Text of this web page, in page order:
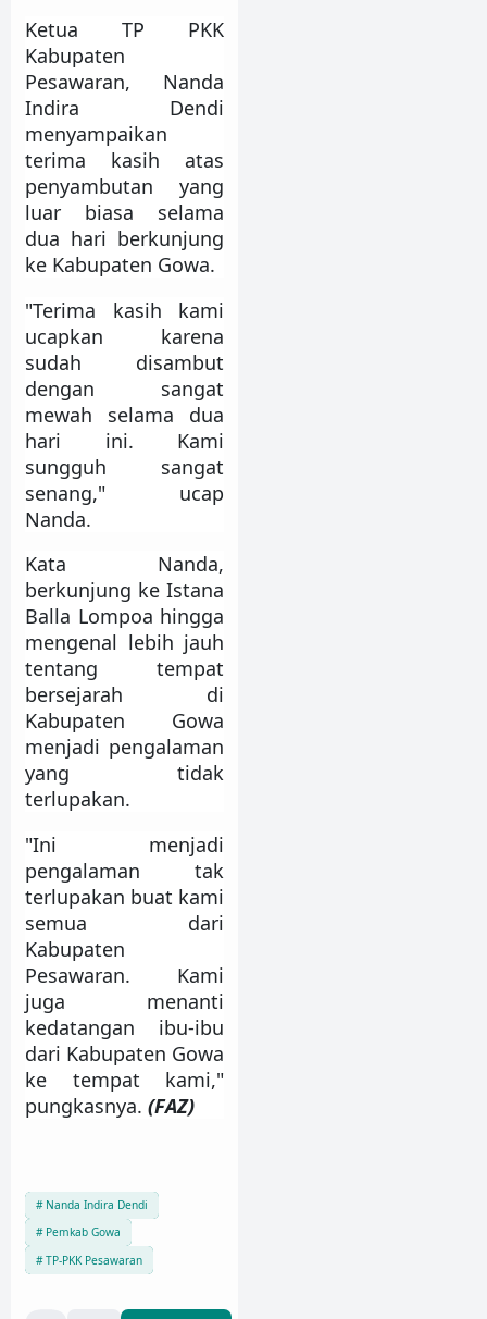
Ketua TP PKK
Kabupaten
Pesawaran, Nanda
Indira Dendi
menyampaikan
terima kasih atas
penyambutan yang
luar biasa selama
dua hari berkunjung
ke Kabupaten Gowa.
"Terima kasih kami
ucapkan karena
sudah disambut
dengan sangat
mewah selama dua
hari ini. Kami
sungguh sangat
senang," ucap
Nanda.
Kata Nanda,
berkunjung ke Istana
Balla Lompoa hingga
mengenal lebih jauh
tentang tempat
bersejarah di
Kabupaten Gowa
menjadi pengalaman
yang tidak
terlupakan.
"Ini menjadi
pengalaman tak
terlupakan buat kami
semua dari
Kabupaten
Pesawaran. Kami
juga menanti
kedatangan ibu-ibu
dari Kabupaten Gowa
ke tempat kami,"
pungkasnya. (FAZ)
Nanda Indira Dendi
Pemkab Gowa
TP-PKK Pesawaran